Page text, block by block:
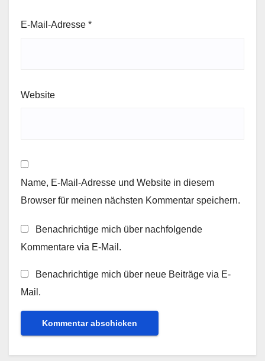
E-Mail-Adresse *
Website
Name, E-Mail-Adresse und Website in diesem
Browser für meinen nächsten Kommentar speichern.
Benachrichtige mich über nachfolgende
Kommentare via E-Mail.
Benachrichtige mich über neue Beiträge via E-
Mail.